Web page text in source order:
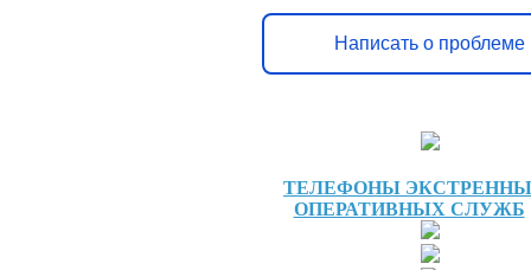
Написать о проблеме
ТЕЛЕФОНЫ
ОПЕРАТИВНЫХ СЛУЖБ